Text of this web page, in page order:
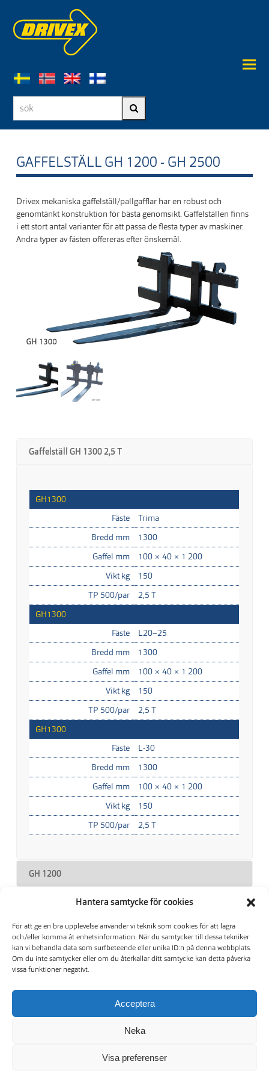
Hantera samtycke för cookies
För att ge en bra upplevelse använder vi teknik som cookies för att lagra
och/eller komma åt enhetsinformation. När du samtycker till dessa tekniker
kan vi behandla data som surfbeteende eller unika ID:n på denna webbplats.
Om du inte samtycker eller om du återkallar ditt samtycke kan detta påverka
vissa funktioner negativt.
Acceptera
Neka
Visa preferenser
sök
GAFFELSTÄLL GH 1200 - GH 2500
Drivex mekaniska gaffelställ/pallgafflar har en robust och
genomtänkt konstruktion för bästa genomsikt. Gaffelställen finns
i ett stort antal varianter för att passa de flesta typer av maskiner.
Andra typer av fästen offereras efter önskemål.
Gaffelställ GH 1300 2,5 T
GH1300
Fäste
Trima
Bredd mm
1300
Gaffel mm
100 × 40 × 1 200
Vikt kg
150
TP 500/par
2,5 T
GH1300
Fäste
L20–25
Bredd mm
1300
Gaffel mm
100 × 40 × 1 200
Vikt kg
150
TP 500/par
2,5 T
GH1300
Fäste
L-30
Bredd mm
1300
Gaffel mm
100 × 40 × 1 200
Vikt kg
150
TP 500/par
2,5 T
GH 1200
GH 1500 4,7 T
GH 2000